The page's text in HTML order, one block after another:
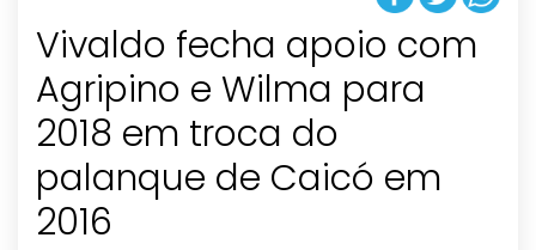
Vivaldo fecha apoio com
Agripino e Wilma para
2018 em troca do
palanque de Caicó em
2016